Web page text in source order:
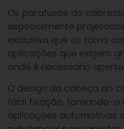
Os parafusos do
especialmente
exclusiva que os torna
aplicações que exigem
onde é necessário
O design da cabeça do
fácil fixação, tornando-o
aplicações automotivas